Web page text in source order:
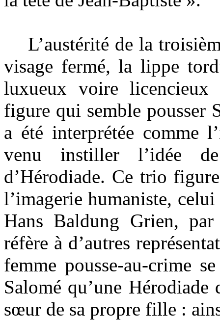
L’austérité de la
visage fermé, la lippe
luxueux voire licencieux
figure qui semble pousser
a été interprétée comme
venu instiller l’idée
d’Hérodiade. Ce trio
l’imagerie humaniste,
Hans Baldung Grien,
réfère à d’autres
femme pousse-au-crime
Salomé qu’une
sœur de sa propre fille :